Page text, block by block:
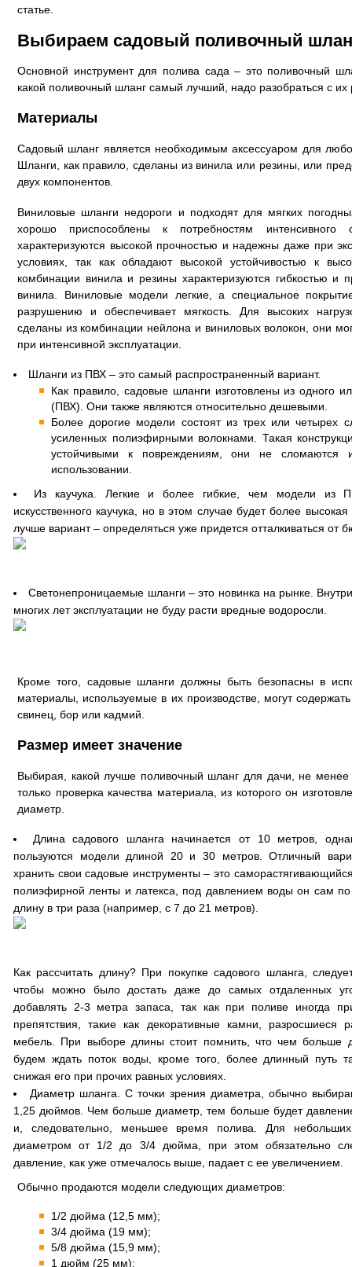
статье.
Выбираем садовый поливочный
Основной инструмент для полива сада – это поливочный
какой поливочный шланг самый лучший, надо разобраться с
Материалы
Садовый шланг является необходимым аксессуаром для
Шланги, как правило, сделаны из винила или резины, или
двух компонентов.
Виниловые шланги недороги и подходят для мягких
хорошо приспособлены к потребностям
характеризуются высокой прочностью и надежны даже при
условиях, так как обладают высокой устойчивостью к
комбинации винила и резины характеризуются гибкостью и
винила. Виниловые модели легкие, а специальное
разрушению и обеспечивает мягкость. Для высоких
сделаны из комбинации нейлона и виниловых волокон, они
при интенсивной эксплуатации.
Шланги из ПВХ – это самый распространенный вариант.
Как правило, садовые шланги изготовлены из одного
(ПВХ). Они также являются относительно дешевыми.
Более дорогие модели состоят из трех или четырех
усиленных полиэфирными волокнами. Такая
устойчивыми к повреждениям, они не сломаются
использовании.
Из каучука. Легкие и более гибкие, чем модели из
искусственного каучука, но в этом случае будет более
лучше вариант – определяться уже придется отталкиваться от
Светонепроницаемые шланги – это новинка на рынке.
многих лет эксплуатации не буду расти вредные водоросли.
Кроме того, садовые шланги должны быть безопасны в
материалы, используемые в их производстве, могут
свинец, бор или кадмий.
Размер имеет значение
Выбирая, какой лучше поливочный шланг для дачи, не
только проверка качества материала, из которого он
диаметр.
Длина садового шланга начинается от 10 метров,
пользуются модели длиной 20 и 30 метров. Отличный
хранить свои садовые инструменты – это
полиэфирной ленты и латекса, под давлением воды он сам по
длину в три раза (например, с 7 до 21 метров).
Как рассчитать длину? При покупке садового шланга,
чтобы можно было достать даже до самых отдаленных
добавлять 2-3 метра запаса, так как при поливе иногда
препятствия, такие как декоративные камни,
мебель. При выборе длины стоит помнить, что чем
будем ждать поток воды, кроме того, более длинный путь
снижая его при прочих равных условиях.
Диаметр шланга. С точки зрения диаметра, обычно
1,25 дюймов. Чем больше диаметр, тем больше будет
и, следовательно, меньшее время полива. Для
диаметром от 1/2 до 3/4 дюйма, при этом обязательно
давление, как уже отмечалось выше, падает с ее увеличением.
Обычно продаются модели следующих диаметров:
1/2 дюйма (12,5 мм);
3/4 дюйма (19 мм);
5/8 дюйма (15,9 мм);
1 дюйм (25 мм);